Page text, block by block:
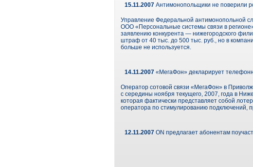
15.11.2007 Антимонопольщики не поверили
Управление Федеральной антимонопольной
ООО «Персональные системы связи в
заявлению конкурента — нижегородского
штраф от 40 тыс. до 500 тыс. руб., но в
больше не используется.
14.11.2007 «МегаФон» декларирует
Оператор сотовой связи «МегаФон» в
с середины ноября текущего, 2007, года в
которая фактически представляет собой
оператора по стимулированию подключений,
12.11.2007 ON предлагает абонентам